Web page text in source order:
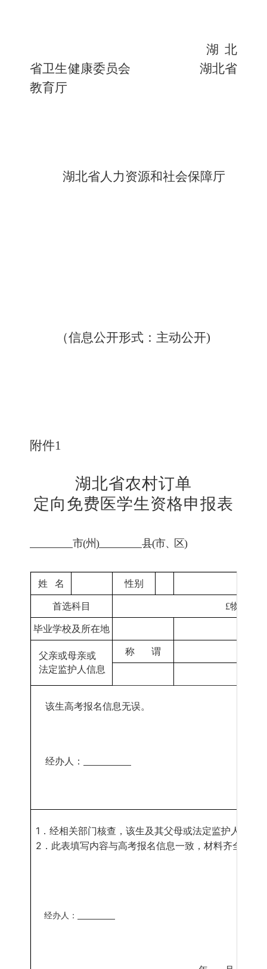
湖北
省卫生健康委员会
湖北省
教育厅
湖北省人力资源和社会保障厅
（信息公开形式：主动公开)
附件1
湖北省农村订单
定向免费医学生资格申报表
市(州) 县(市、 区)
姓 名 性别
首选科目 £物理
毕业学校及所在地
父亲或母亲或
法定监护人信息
称 谓
该生高考报名信息无误。
经办人：
1 ． 经相关部门核查，该生及其父母或法定监护人的农
2 ． 此表填写内容与高考报名信息一致，材料齐全，符
经办人：